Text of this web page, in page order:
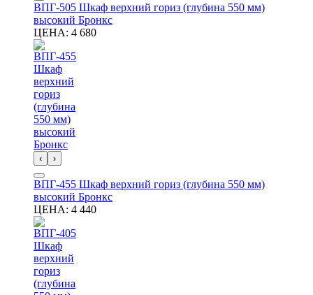
ВПГ-505 Шкаф верхний гориз (глубина 550 мм)
высокий Бронкс
ЦЕНА: 4 680
‹ ›
ВПГ-455 Шкаф верхний гориз (глубина 550 мм)
высокий Бронкс
ЦЕНА: 4 440